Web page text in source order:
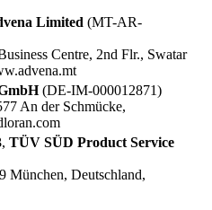
Limited (MT-AR-
Centre, 2nd Flr., Swatar
(DE-IM-000012871)
An der Schmücke,
, TÜV SÜD Product Service
München, Deutschland,